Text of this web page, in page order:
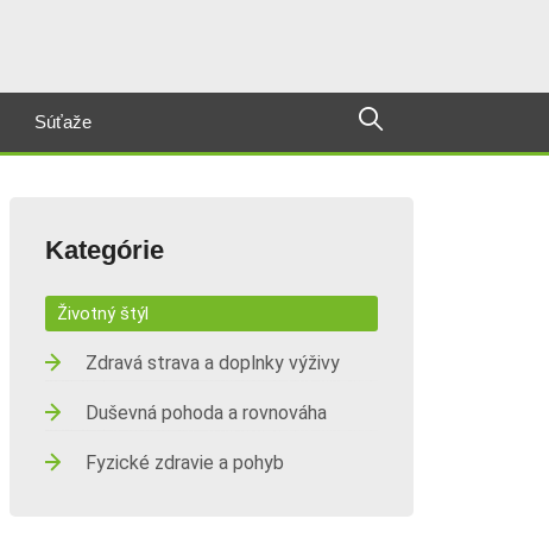
Súťaže
Kategórie
Životný štýl
Zdravá strava a doplnky výživy
Duševná pohoda a rovnováha
Fyzické zdravie a pohyb